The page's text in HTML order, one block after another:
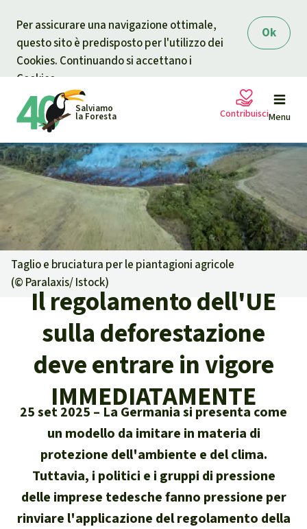
Ok
Per assicurare una navigazione ottimale,
questo sito è predisposto per l'utilizzo dei
Cookies. Continuando si accettano i
Cookies.
Salviamo
la Foresta Menu
Petizioni
Progetti
Informazioni
Informati
Attualità
Risultati
Temi principali
Foresta tropicale
Biomassa e Bioenergia
Legno Tropicale
Olio di palma
Allevamenti industriali
Chi siamo
Salviamo la Foresta
Chi siamo
40 anni di Salviamo la Foresta
Trasparenza
Sede legale
Cerca
Italiano
Deutsch
Español
Contribuisci
La tua donazione aiuta
Sostieni Salviamo la Foresta
Donazione urgente
Donazione per una causa specifica
Protezione degli animali
Difensore e difensori delle foreste
In difesa della foresta
Donazione per una regione
America Latina
Africa
Sud-est asiatico
Taglio e bruciatura per le piantagioni agricole
(© Paralaxis/ Istock)
Il regolamento dell'UE
sulla deforestazione
deve entrare in vigore
IMMEDIATAMENTE
25 set 2025
La Germania si presenta come
un modello da imitare in materia di
protezione dell'ambiente e del clima.
Tuttavia, i politici e i gruppi di pressione
delle imprese tedesche fanno pressione per
rinviare l'applicazione del regolamento della